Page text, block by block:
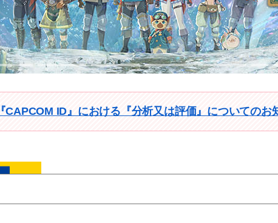
ログイン
『CAPCOM ID』における『分析又は評価』についてのお